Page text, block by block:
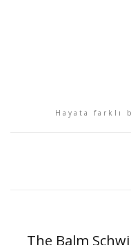
Hayata farklı
The Balm